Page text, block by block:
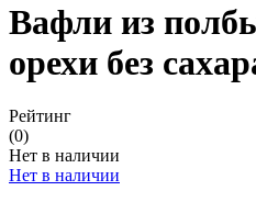
Вафли из
орехи без
Рейтинг
(0)
Нет в наличии
Нет в наличии